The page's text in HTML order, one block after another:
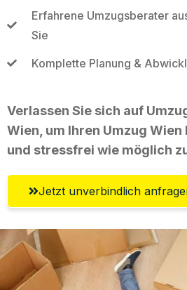
Erfahrene Umzugsberater
Sie
Komplette Planung &
Verlassen Sie sich auf
Wien, um Ihren Umzug
und stressfrei wie möglich
Jetzt unverbindlich